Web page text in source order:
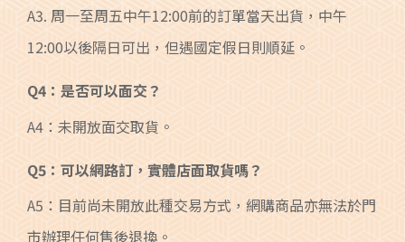
A3. 周一至周五中午12:00前的訂單當天出貨，中午
12:00以後隔日可出，但遇國定假日則順延。
Q4：是否可以面交？
A4：未開放面交取貨。
Q5：可以網路訂，實體店面取貨嗎？
A5：目前尚未開放此種交易方式，網購商品亦無法於門
市辦理任何售後退換。